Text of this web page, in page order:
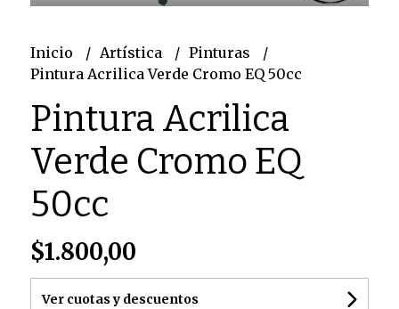
Inicio Artística
Pinturas
Pintura Acrilica Verde Cromo EQ 50cc
Pintura Acrilica
Verde Cromo EQ
50cc
$1.800,00
Ver cuotas y descuentos